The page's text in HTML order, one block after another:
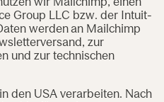
wir Mailchimp, einen
Group LLC bzw. der Intuit-
werden an Mailchimp
zur
und zur technischen
den USA verarbeiten. Nach